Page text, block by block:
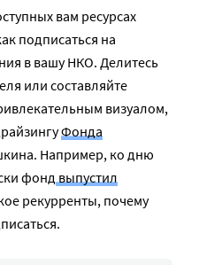
вам ресурсах
подписаться на
в вашу НКО. Делитесь
или составляйте
визуалом,
Фонда
Например, ко дню
фондвыпустил
рекурренты, почему